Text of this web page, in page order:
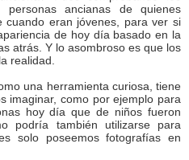
ancianas de quienes
cuando eran jóvenes, para ver si
de hoy día basado en la
atrás. Y lo asombroso es que los
realidad.
una herramienta curiosa, tiene
imaginar, como por ejemplo para
hoy día que de niños fueron
podría también utilizarse para
solo poseemos fotografías en